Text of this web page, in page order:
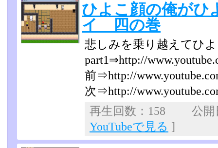
ひよこ顔の俺がひ
イ 四の巻
悲しみを乗り越えてひ
part1⇒http://
前⇒http://
次⇒http://
再生回数：158 公
YouTubeで見る ]